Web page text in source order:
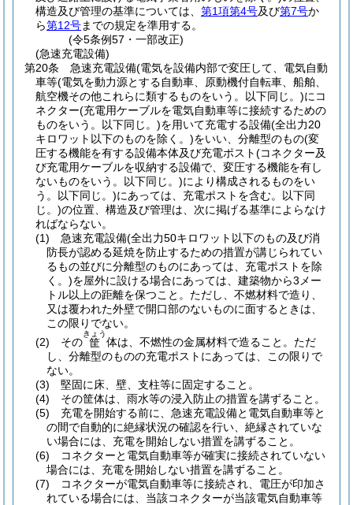
構造及び管理の基準については、 第1項第4号及び第7号か
ら第12号までの規定を準用する。
(令5条例57・一部改正)
(急速充電設備)
第20条
急速充電設備(電気を設備内部で変圧して、電気自動
車等(電気を動力源とする自動車、原動機付自転車、船舶、
航空機その他これらに類するものをいう。以下同じ。)にコ
ネクター(充電用ケーブルを電気自動車等に接続するための
ものをいう。以下同じ。)を用いて充電する設備(全出力20
キロワット以下のものを除く。)をいい、分離型のもの(変
圧する機能を有する設備本体及び充電ポスト(コネクター及
び充電用ケーブルを収納する設備で、変圧する機能を有し
ないものをいう。以下同じ。)により構成されるものをい
う。以下同じ。)にあっては、充電ポストを含む。以下同
じ。)の位置、構造及び管理は、次に掲げる基準によらなけ
ればならない。
(1)
急速充電設備(全出力50キロワット以下のもの及び消
防長が認める延焼を防止するための措置が講じられてい
るもの並びに分離型のものにあっては、充電ポストを除
く。)を屋外に設ける場合にあっては、建築物から3メー
トル以上の距離を保つこと。 ただし、不燃材料で造り、
又は覆われた外壁で開口部のないものに面するときは、
この限りでない。
(2)
その 筐
きょう
体は、不燃性の金属材料で造ること。 ただ
し、分離型のものの充電ポストにあっては、この限りで
ない。
(3)
堅固に床、壁、支柱等に固定すること。
(4)
その筐体は、雨水等の浸入防止の措置を講ずること。
(5)
充電を開始する前に、急速充電設備と電気自動車等と
の間で自動的に絶縁状況の確認を行い、絶縁されていな
い場合には、充電を開始しない措置を講ずること。
(6)
コネクターと電気自動車等が確実に接続されていない
場合には、充電を開始しない措置を講ずること。
(7)
コネクターが電気自動車等に接続され、電圧が印加さ
れている場合には、当該コネクターが当該電気自動車等